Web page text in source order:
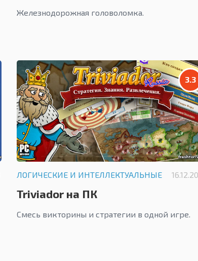
Железнодорожная головоломка.
3.3
ЛОГИЧЕСКИЕ И ИНТЕЛЛЕКТУАЛЬНЫЕ
Triviador на ПК
Смесь викторины и стратегии в одной игре.